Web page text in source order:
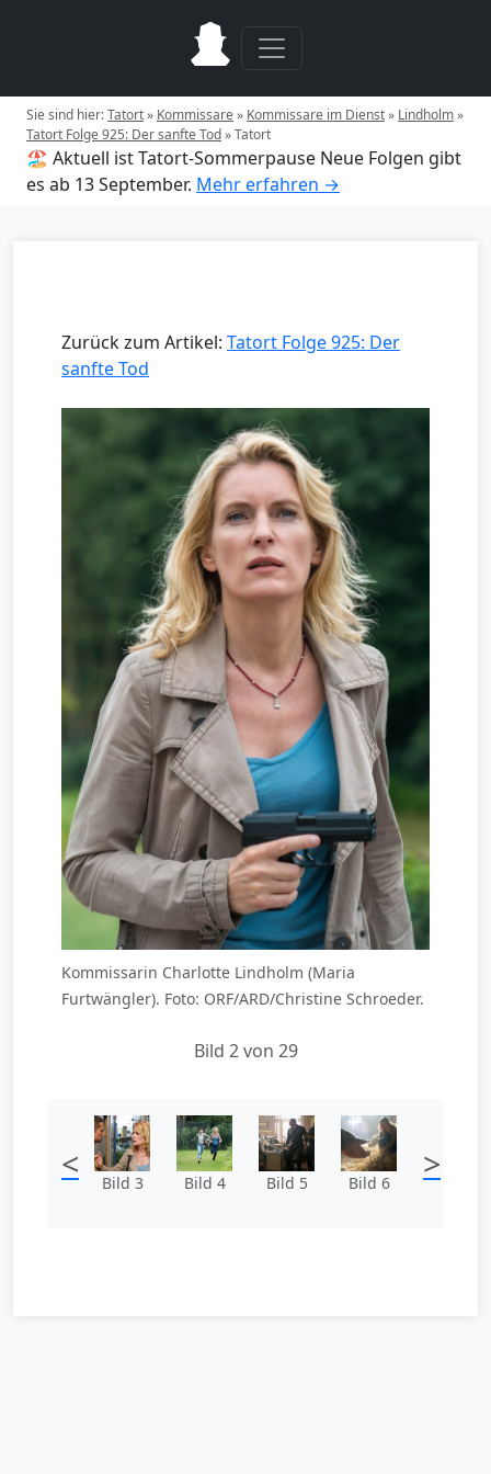
Sie sind hier:Tatort» Kommissare» Kommissare im Dienst» Lindholm»
Tatort Folge 925: Der sanfte Tod»Tatort
🏖️ Aktuell ist Tatort-Sommerpause Neue Folgen gibt
es ab 13 September. Mehr erfahren →
Zurück zum Artikel: Tatort Folge 925: Der
sanfte Tod
Kommissarin Charlotte Lindholm (Maria
Furtwängler). Foto: ORF/ARD/Christine Schroeder.
Bild 2 von 29
< Bild 3 Bild 4 Bild 5 Bild 6 >